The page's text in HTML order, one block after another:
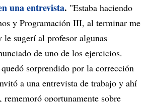
una entrevista. "Estaba haciendo
y Programación III, al terminar me
le sugerí al profesor algunas
de uno de los ejercicios.
sorprendido por la corrección
a una entrevista de trabajo y ahí
oportunamente sobre